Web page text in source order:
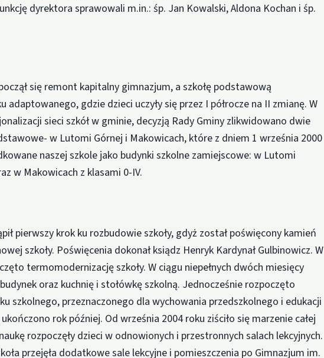
dyrektora sprawowali m.in.: śp. Jan Kowalski, Aldona Kochan i śp.
się remont kapitalny gimnazjum, a szkołę podstawową
adaptowanego, gdzie dzieci uczyły się przez I półrocze na II zmianę. W
sieci szkół w gminie, decyzją Rady Gminy zlikwidowano dwie
w Lutomi Górnej i Makowicach, które z dniem 1 września 2000
naszej szkole jako budynki szkolne zamiejscowe: w Lutomi
w Makowicach z klasami 0-IV.
pierwszy krok ku rozbudowie szkoły, gdyż został poświęcony kamień
szkoły. Poświęcenia dokonał ksiądz Henryk Kardynał Gulbinowicz. W
termomodernizację szkoły. W ciągu niepełnych dwóch miesięcy
oraz kuchnię i stołówkę szkolną. Jednocześnie rozpoczęto
szkolnego, przeznaczonego dla wychowania przedszkolnego i edukacji
rok później. Od września 2004 roku ziściło się marzenie całej
rozpoczęły dzieci w odnowionych i przestronnych salach lekcyjnych.
przejęła dodatkowe sale lekcyjne i pomieszczenia po Gimnazjum im.